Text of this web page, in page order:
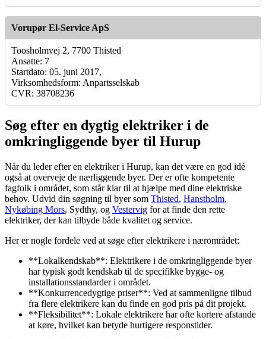
Vorupør El-Service ApS
Toosholmvej 2, 7700 Thisted
Ansatte: 7
Startdato: 05. juni 2017,
Virksomhedsform: Anpartsselskab
CVR: 38708236
Søg efter en dygtig elektriker i de
omkringliggende byer til Hurup
Når du leder efter en elektriker i Hurup, kan det være en god idé
også at overveje de nærliggende byer. Der er ofte kompetente
fagfolk i området, som står klar til at hjælpe med dine elektriske
behov. Udvid din søgning til byer som Thisted, Hanstholm,
Nykøbing Mors, Sydthy, og Vestervig for at finde den rette
elektriker, der kan tilbyde både kvalitet og service.
Her er nogle fordele ved at søge efter elektrikere i nærområdet:
**Lokalkendskab**: Elektrikere i de omkringliggende byer
har typisk godt kendskab til de specifikke bygge- og
installationsstandarder i området.
**Konkurrencedygtige priser**: Ved at sammenligne tilbud
fra flere elektrikere kan du finde en god pris på dit projekt.
**Fleksibilitet**: Lokale elektrikere har ofte kortere afstande
at køre, hvilket kan betyde hurtigere responstider.